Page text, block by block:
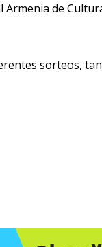
de
sorteos,